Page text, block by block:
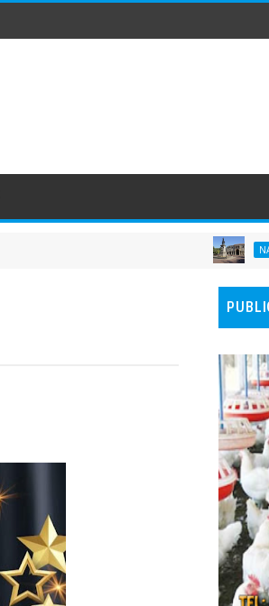
NACIONALES